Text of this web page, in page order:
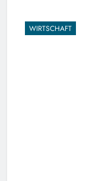
WIRTSCHAFT